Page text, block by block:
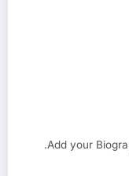
Add your